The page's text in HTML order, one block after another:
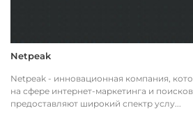
Netpeak
Netpeak - инновационная компания,
на сфере интернет-маркетинга и
предоставляют широкий спектр услу...